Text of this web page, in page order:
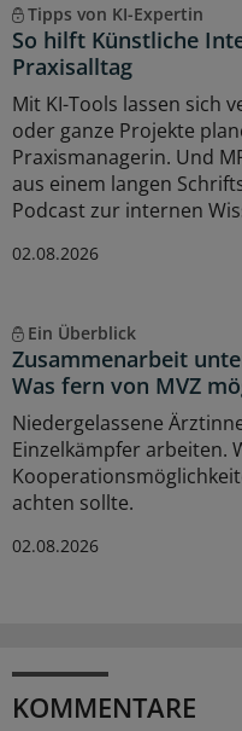
Tipps von KI-Expertin
So hilft Künstliche
Praxisalltag
Mit KI-Tools lassen sich
oder ganze Projekte
Praxismanagerin. Und
aus einem langen
Podcast zur internen
02.08.2026
Ein Überblick
Zusammenarbeit
Was fern von MVZ
Niedergelassene
Einzelkämpfer arbeiten.
achten sollte.
02.08.2026
KOMMENTARE